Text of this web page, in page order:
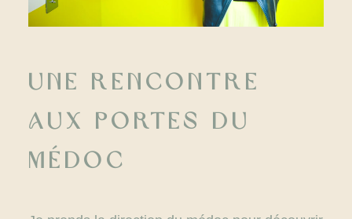
Une rencontre
aux portes du
Médoc